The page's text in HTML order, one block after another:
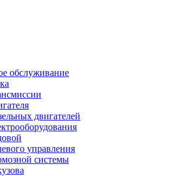
обслуживание
двигателей
управления
системы